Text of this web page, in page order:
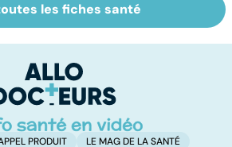
:
le
Dentiers : quand
la vie retrouve
les fiches santé
PRODUIT LE MAG DE LA SANTÉ